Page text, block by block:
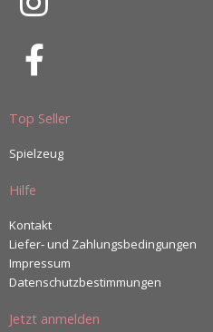
Top Seller
Spielzeug
Hilfe
Kontakt
Liefer- und Zahlungsbedingungen
Impressum
Datenschutzbestimmungen
Jetzt anmelden